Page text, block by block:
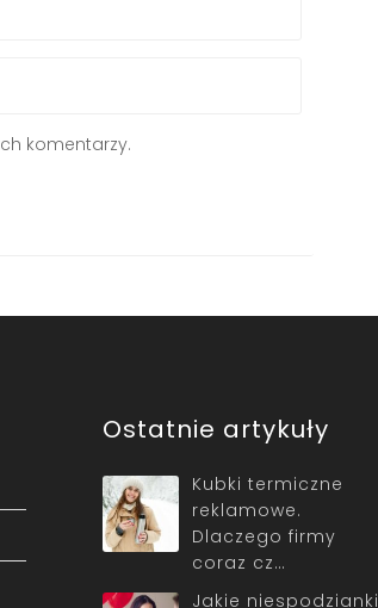
komentarzy.
Ostatnie artykuły
Kubki termiczne
reklamowe.
Dlaczego firmy
coraz cz…
Jakie niespodzianki